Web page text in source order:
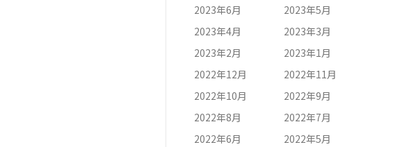
2023年6月
2023年5月
2023年4月
2023年3月
2023年2月
2023年1月
2022年12月
2022年11月
2022年10月
2022年9月
2022年8月
2022年7月
2022年6月
2022年5月